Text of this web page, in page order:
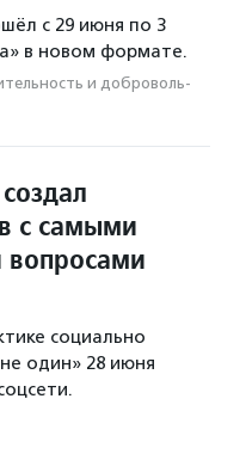
с 29 июня по 3
в новом формате.
и доброволь­
с самыми
вопросами
социально
один» 28 июня